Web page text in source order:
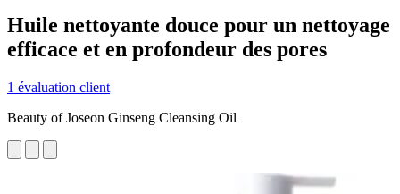
Huile nettoyante douce pour un nettoyage
efficace et en profondeur des pores
1 évaluation client
Beauty of Joseon Ginseng Cleansing Oil